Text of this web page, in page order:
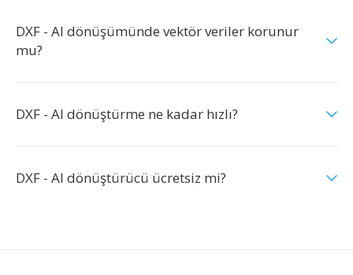
DXF - AI dönüşümünde vektör veriler korunur
mu?
DXF - AI dönüştürme ne kadar hızlı?
DXF - AI dönüştürücü ücretsiz mi?